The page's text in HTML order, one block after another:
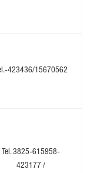
423436/15670562
Tel. 3825-615958-
423177 /